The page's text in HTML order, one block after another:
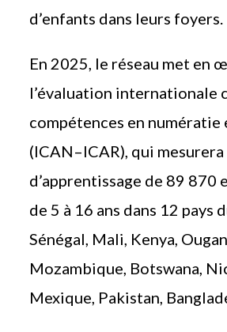
d’enfants dans leurs foyers.
En 2025, le réseau met en
l’évaluation internationale
compétences en numératie
(ICAN–ICAR), qui
d’apprentissage de 89 870
de 5 à 16 ans dans 12 pays
Sénégal, Mali, Kenya,
Mozambique, Botswana,
Mexique, Pakistan,